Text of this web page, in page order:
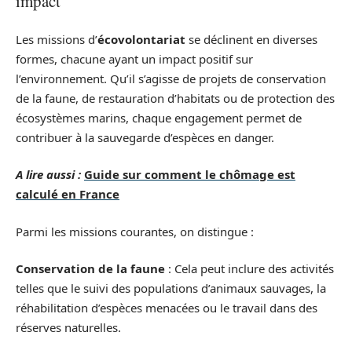
Les missions d’écovolontariat se déclinent en diverses
formes, chacune ayant un impact positif sur
l’environnement. Qu’il s’agisse de projets de conservation
de la faune, de restauration d’habitats ou de protection des
écosystèmes marins, chaque engagement permet de
contribuer à la sauvegarde d’espèces en danger.
A lire aussi : Guide sur comment le chômage est
calculé en France
Parmi les missions courantes, on distingue :
Conservation de la faune : Cela peut inclure des activités
telles que le suivi des populations d’animaux sauvages, la
réhabilitation d’espèces menacées ou le travail dans des
réserves naturelles.